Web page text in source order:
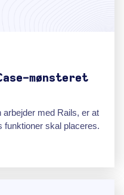
mønsteret
arbejder med Rails, er at
funktioner skal placeres.